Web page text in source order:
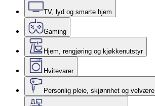
TV, lyd og smarte hjem
Gaming
Hjem, rengjøring og kjøkkenutstyr
Hvitevarer
Personlig pleie, skjønnhet og velvære